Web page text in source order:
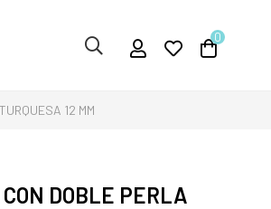
0
12 MM
DOBLE PERLA